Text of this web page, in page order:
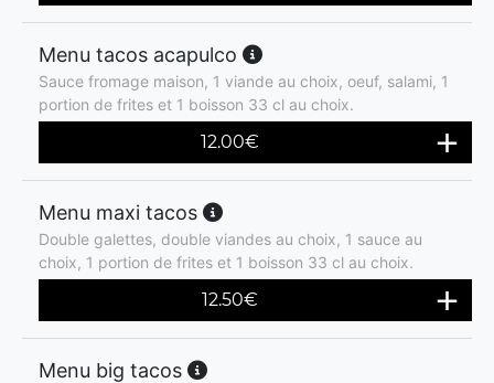
Menu tacos acapulco
Sauce fromage maison, 1 viande au choix, oeuf, salami, 1
portion de frites et 1 boisson 33 cl au choix.
12.00€
Menu maxi tacos
Double galettes, double viandes au choix, 1 sauce au
choix, 1 portion de frites et 1 boisson 33 cl au choix.
12.50€
Menu big tacos